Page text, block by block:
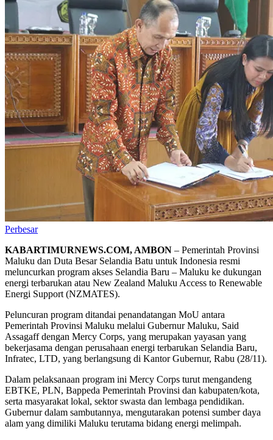
Perbesar
KABARTIMURNEWS.COM, AMBON – Pemerintah Provinsi
Maluku dan Duta Besar Selandia Batu untuk Indonesia resmi
meluncurkan program akses Selandia Baru – Maluku ke dukungan
energi terbarukan atau New Zealand Maluku Access to Renewable
Energi Support (NZMATES).
Peluncuran program ditandai penandatangan MoU antara
Pemerintah Provinsi Maluku melalui Gubernur Maluku, Said
Assagaff dengan Mercy Corps, yang merupakan yayasan yang
bekerjasama dengan perusahaan energi terbarukan Selandia Baru,
Infratec, LTD, yang berlangsung di Kantor Gubernur, Rabu (28/11).
Dalam pelaksanaan program ini Mercy Corps turut mengandeng
EBTKE, PLN, Bappeda Pemerintah Provinsi dan kabupaten/kota,
serta masyarakat lokal, sektor swasta dan lembaga pendidikan.
Gubernur dalam sambutannya, mengutarakan potensi sumber daya
alam yang dimiliki Maluku terutama bidang energi melimpah.